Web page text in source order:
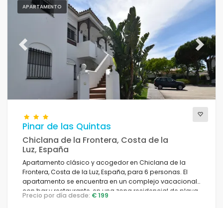
APARTAMENTO
Previous Next
Pinar de las Quintas
Chiclana de la Frontera, Costa de la
Luz, España
Apartamento clásico y acogedor en Chiclana de la
Frontera, Costa de la Luz, España, para 6 personas. El
apartamento se encuentra en un complejo vacacional
con bar y restaurante, en una zona residencial de playa,
cerca de tiendas, supermercados y una cancha de
Precio por día desde: € 199